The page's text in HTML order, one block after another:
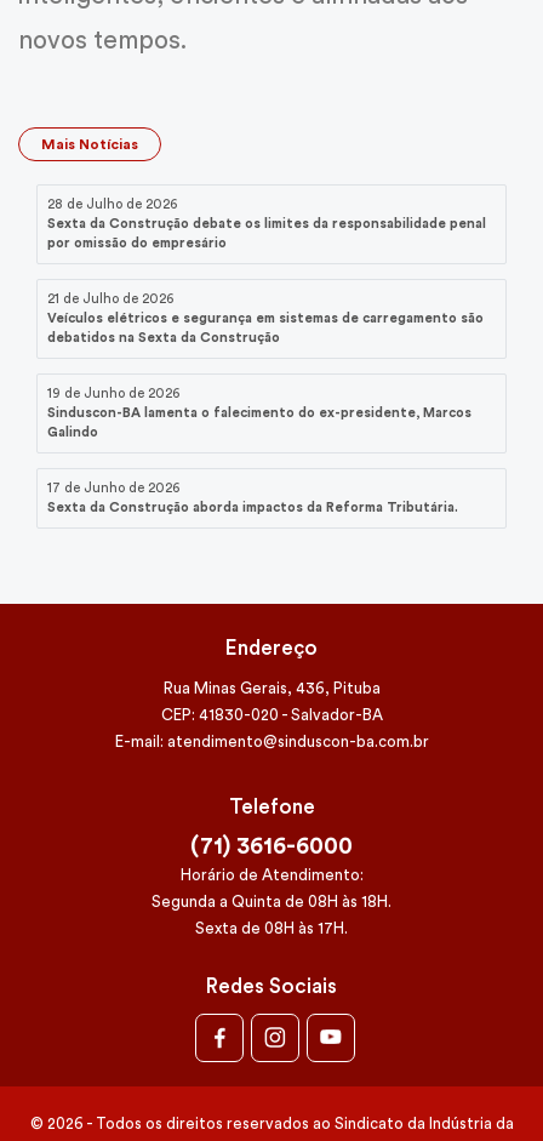
novos tempos.
Mais Notícias
28 de Julho de 2026
Sexta da Construção debate os limites da responsabilidade penal
por omissão do empresário
21 de Julho de 2026
Veículos elétricos e segurança em sistemas de carregamento são
debatidos na Sexta da Construção
19 de Junho de 2026
Sinduscon-BA lamenta o falecimento do ex-presidente, Marcos
Galindo
17 de Junho de 2026
Sexta da Construção aborda impactos da Reforma Tributária.
Endereço
Rua Minas Gerais, 436, Pituba
CEP: 41830-020 - Salvador-BA
E-mail: atendimento@sinduscon-ba.com.br
Telefone
(71) 3616-6000
Horário de Atendimento:
Segunda a Quinta de 08H às 18H.
Sexta de 08H às 17H.
Redes Sociais
© 2026 - Todos os direitos reservados ao Sindicato da Indústria da